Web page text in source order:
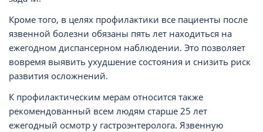
Кроме того, в целях профилактики все пациенты после
язвенной болезни обязаны пять лет находиться на
ежегодном диспансерном наблюдении. Это позволяет
вовремя выявить ухудшение состояния и снизить риск
развития осложнений.
К профилактическим мерам относится также
рекомендованный всем людям старше 25 лет
ежегодный осмотр у гастроэнтеролога. Язвенную